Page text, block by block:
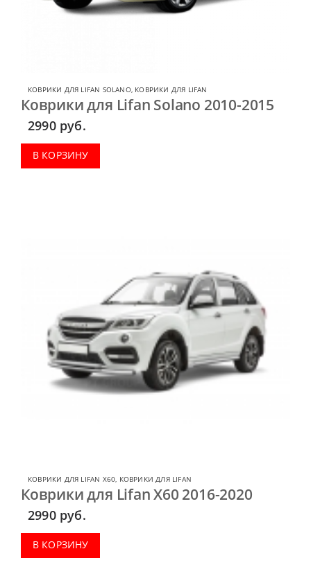
КОВРИКИ ДЛЯ LIFAN SOLANO, КОВРИКИ ДЛЯ LIFAN
Коврики для Lifan Solano 2010-2015
2990 руб.
В КОРЗИНУ
КОВРИКИ ДЛЯ LIFAN X60 КОВРИКИ ДЛЯ LIFAN
Коврики для Lifan X60 2016-2020
2990 руб.
В КОРЗИНУ